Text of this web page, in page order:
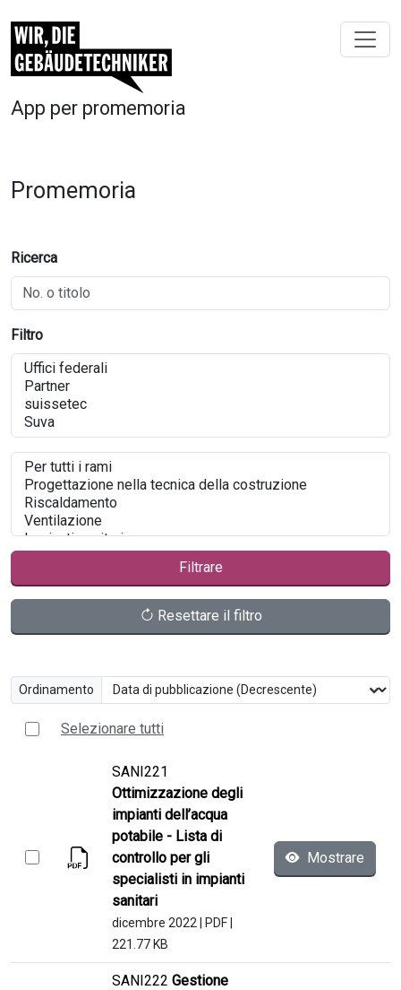
App per promemoria
Promemoria
Ricerca
Filtro
Filtrare
Resettare il filtro
Ordinamento
Selezionare tutti
SANI221
Ottimizzazione degli
impianti dell’acqua
potabile - Lista di
controllo per gli
specialisti in impianti
sanitari
dicembre 2022 PDF
221.77 KB
Mostrare
SANI222 Gestione